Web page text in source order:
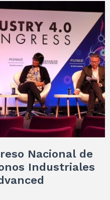
Nacional de
Industriales